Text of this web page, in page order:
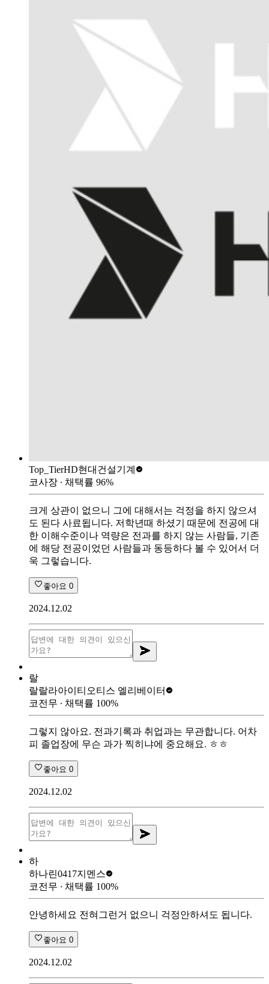
Top_TierHD현대건설기계
코사장 ∙ 채택률 96%
크게 상관이 없으니 그에 대해서는 걱정을 하지 않으셔
도 된다 사료됩니다. 저학년때 하셨기 때문에 전공에 대
한 이해수준이나 역량은 전과를 하지 않는 사람들, 기존
에 해당 전공이었던 사람들과 동등하다 볼 수 있어서 더
욱 그렇습니다.
좋아요 0
2024.12.02
랄
랄랄라아이티 오티스 엘리베이터
코전무 ∙ 채택률 100%
그렇지 않아요. 전과기록과 취업과는 무관합니다. 어차
피 졸업장에 무슨 과가 찍히냐에 중요해요. ㅎㅎ
좋아요 0
2024.12.02
하
하나린0417지멘스
코전무 ∙ 채택률 100%
안녕하세요 전혀그런거 없으니 걱정안하셔도 됩니다.
좋아요 0
2024.12.02